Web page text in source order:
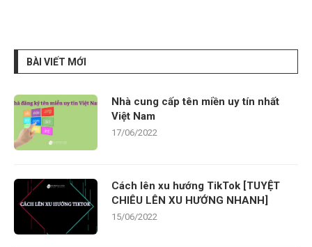
BÀI VIẾT MỚI
Nhà cung cấp tên miền uy tín nhất
Việt Nam
17/06/2022
Cách lên xu hướng TikTok [TUYỆT
CHIÊU LÊN XU HƯỚNG NHANH]
15/06/2022